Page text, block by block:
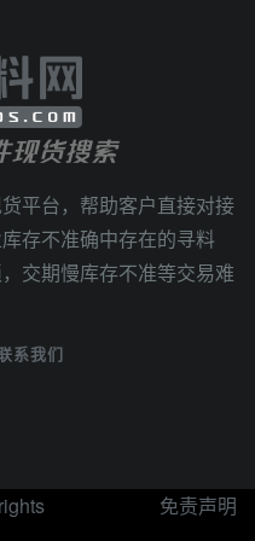
现货搜索
平台，帮助客户直接对接
存不准确中存在的寻料
交期慢库存不准等交易难
系我们
免责声明